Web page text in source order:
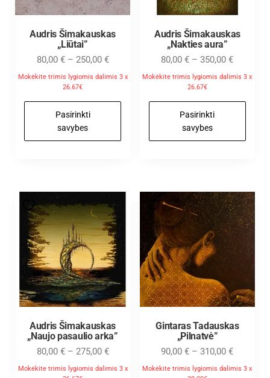
Audris Šimakauskas
„Liūtai”
80,00 € – 250,00 €
Mokėkite trimis lygiomis dalimis 3 x
26.67€
Pasirinkti
savybes
Audris Šimakauskas
„Nakties aura”
80,00€ – 350,00€
Mokėkite trimis lygiomis dalimis 3 x
26.67€
Pasirinkti
savybes
Audris Šimakauskas
„Naujo pasaulio arka”
80,00 € – 275,00 €
Mokėkite trimis lygiomis dalimis 3 x
Gintaras Tadauskas
„Pilnatvė”
90,00€ – 310,00€
Mokėkite trimis lygiomis dalimis 3 x